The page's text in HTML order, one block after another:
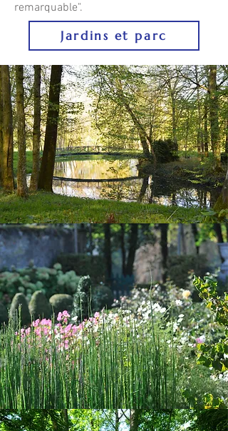
remarquable".
Jardins et parc